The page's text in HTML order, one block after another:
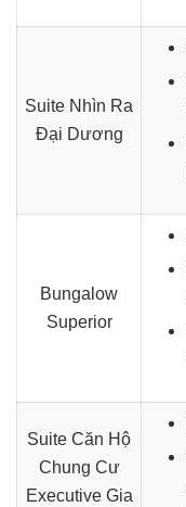
Suite Nhìn Ra
Đại Dương
Bungalow
Superior
Suite Căn Hộ
Chung Cư
Executive Gia